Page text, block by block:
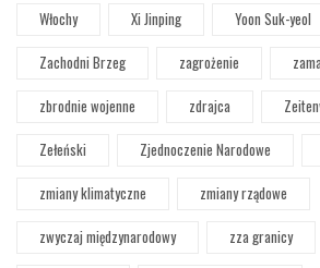
Włochy
Xi Jinping
Yoon Suk-yeol
Zachodni Brzeg
zagrożenie
zbrodnie wojenne
zdrajca
Zełeński
Zjednoczenie Narodowe
zmiany klimatyczne
zmiany rządowe
zwyczaj międzynarodowy
zza granicy